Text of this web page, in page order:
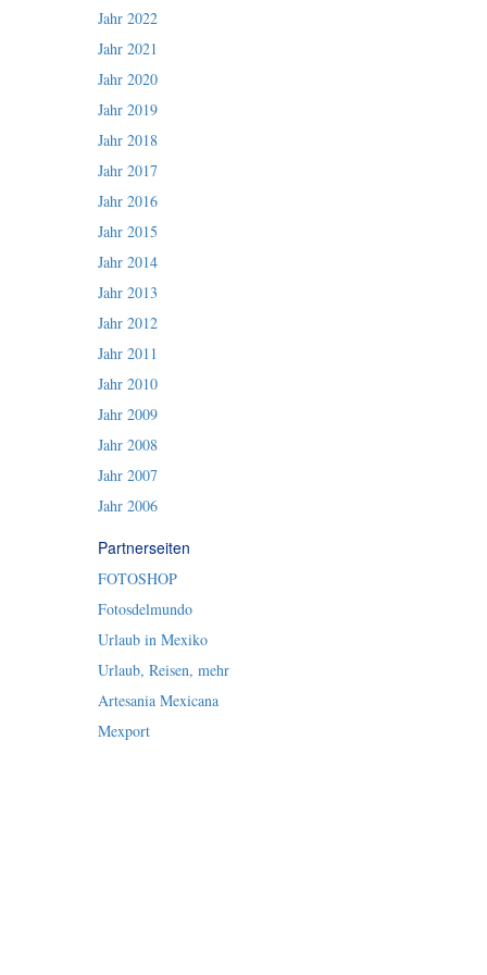
Jahr 2022
Jahr 2021
Jahr 2020
Jahr 2019
Jahr 2018
Jahr 2017
Jahr 2016
Jahr 2015
Jahr 2014
Jahr 2013
Jahr 2012
Jahr 2011
Jahr 2010
Jahr 2009
Jahr 2008
Jahr 2007
Jahr 2006
Partnerseiten
FOTOSHOP
Fotosdelmundo
Urlaub in Mexiko
Urlaub, Reisen, mehr
Artesania Mexicana
Mexport